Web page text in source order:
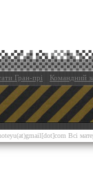
Гран-прі Командний
Всі